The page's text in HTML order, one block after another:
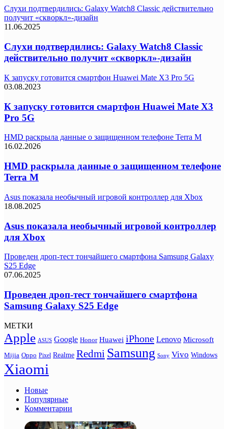
Слухи подтвердились: Galaxy Watch8 Classic действительно
получит «скворкл»-дизайн
11.06.2025
Слухи подтвердились: Galaxy Watch8 Classic
действительно получит «скворкл»-дизайн
К запуску готовится смартфон Huawei Mate X3 Pro 5G
03.08.2023
К запуску готовится смартфон Huawei Mate X3
Pro 5G
HMD раскрыла данные о защищенном телефоне Terra M
16.02.2026
HMD раскрыла данные о защищенном телефоне
Terra M
Asus показала необычный игровой контроллер для Xbox
18.08.2025
Asus показала необычный игровой контроллер
для Xbox
Проведен дроп-тест тончайшего смартфона Samsung Galaxy
S25 Edge
07.06.2025
Проведен дроп-тест тончайшего смартфона
Samsung Galaxy S25 Edge
МЕТКИ
Apple ASUS Google Honor Huawei iPhone Lenovo Microsoft
Mijia Oppo Pixel Realme Redmi Samsung Sony Vivo Windows
Xiaomi
Новые
Популярные
Комментарии